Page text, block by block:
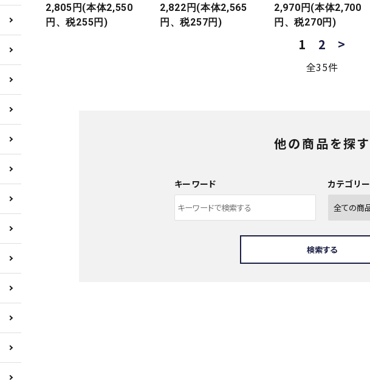
2,805円(本体2,550
円、税255円)
2,822円(本体2,565
円、税257円)
2,970円(本体2,700
円、税270円)
1 2 >
全35件
他の商品を探す
キーワード カテゴリー
検索する